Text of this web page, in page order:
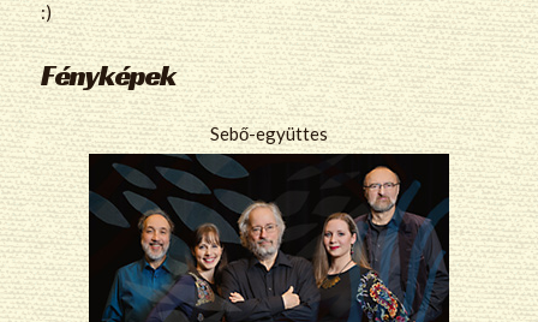
:)
Fényképek
Sebő-együttes